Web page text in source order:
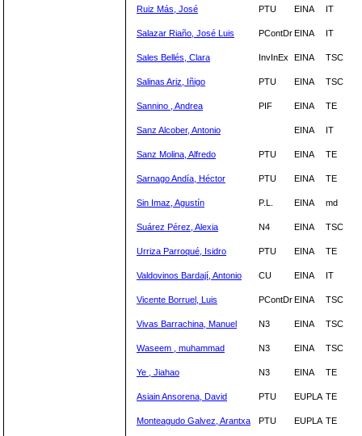
Ruiz Más, José PTU EINA IT
Salazar Riaño, José Luis PContDrEINA IT
Sales Bellés, Clara InvInEx EINA TSC
Salinas Ariz, Iñigo PTU EINA TSC
Sannino , Andrea PIF EINA TE
Sanz Alcober, Antonio EINA IT
Sanz Molina, Alfredo PTU EINA TE
Sarnago Andía, Héctor PTU EINA TE
Sin Imaz, Agustín P.L. EINA md
Suárez Pérez, Alexia N4 EINA TSC
Urriza Parroqué, Isidro PTU EINA TE
Valdovinos Bardají, Antonio CU EINA IT
Vicente Borruel, Luis PContDrEINA TSC
Vivas Barrachina, Manuel N3 EINA TSC
Waseem , muhammad N3 EINA TSC
Ye , Jiahao N3 EINA TE
Asiain Ansorena, David PTU EUPLA TE
Monteagudo Galvez, Arantxa PTU EUPLA TE